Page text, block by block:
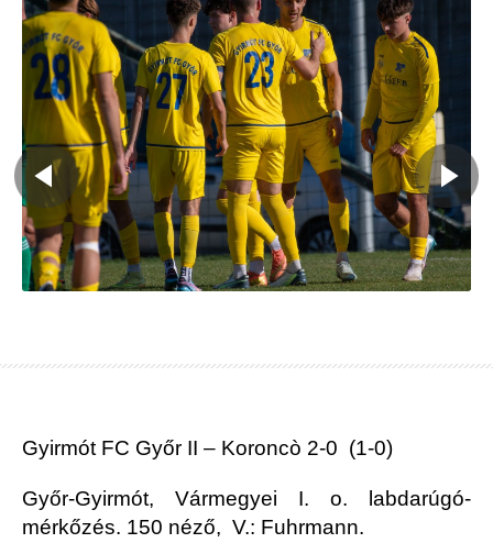
Gyirmót FC Győr II – Koroncò 2-0 (1-0)
Győr-Gyirmót, Vármegyei I. o. labdarúgó-
mérkőzés. 150 néző, V.: Fuhrmann.